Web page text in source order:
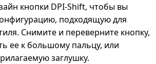
кнопки DPI-Shift, чтобы вы
подходящую для
Снимите и переверните кнопку,
ее к большому пальцу, или
заглушку.